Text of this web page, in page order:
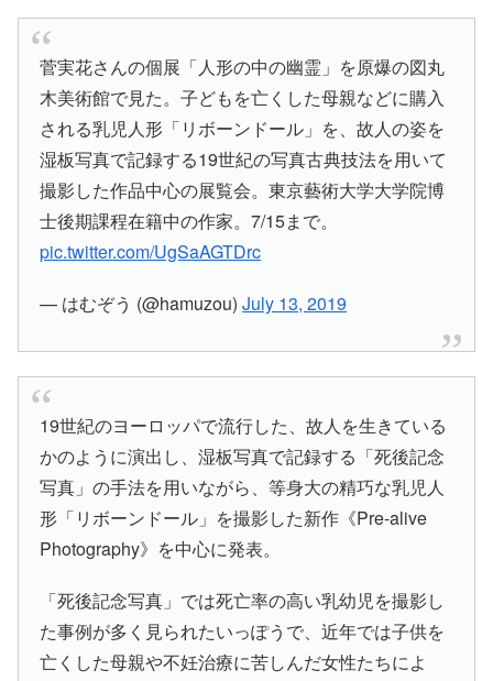
菅実花さんの個展「人形の中の幽霊」を原爆の図丸
木美術館で見た。子どもを亡くした母親などに購入
される乳児人形「リボーンドール」を、故人の姿を
湿板写真で記録する19世紀の写真古典技法を用いて
撮影した作品中心の展覧会。東京藝術大学大学院博
士後期課程在籍中の作家。7/15まで。
pic.twitter.com/UgSaAGTDrc
— はむぞう (@hamuzou)July 13, 2019
19世紀のヨーロッパで流行した、故人を生きている
かのように演出し、湿板写真で記録する「死後記念
写真」の手法を用いながら、等身大の精巧な乳児人
形「リボーンドール」を撮影した新作《Pre-alive
Photography》を中心に発表。
「死後記念写真」では死亡率の高い乳幼児を撮影し
た事例が多く見られたいっぽうで、近年では子供を
亡くした母親や不妊治療に苦しんだ女性たちによ